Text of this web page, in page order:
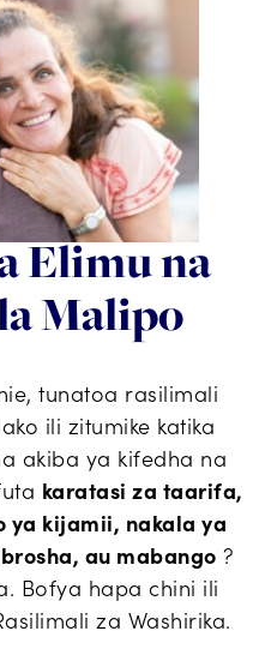
Elimu na
Malipo
tunatoa rasilimali
ili zitumike katika
akiba ya kifedha na
karatasi za taarifa,
ya kijamii, nakala ya
au mabango ?
Bofya hapa chini ili
za Washirika.